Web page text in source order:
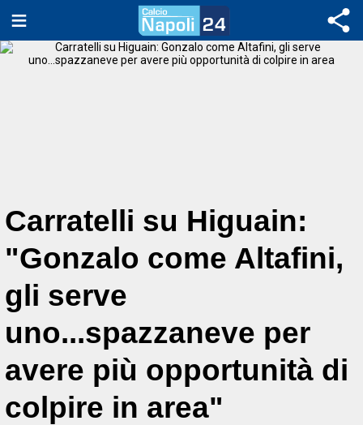
Carratelli su Higuain:
"Gonzalo come Altafini,
gli serve
uno...spazzaneve per
avere più opportunità di
colpire in area"